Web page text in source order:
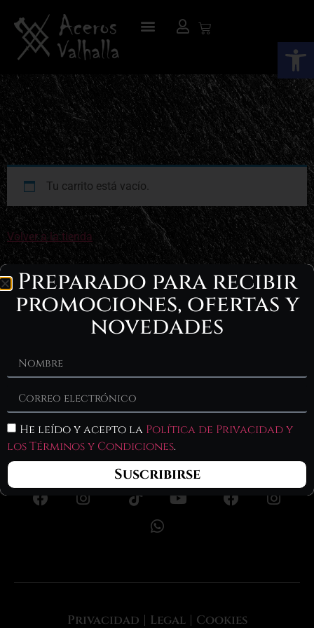
Abrir
Tu carrito está vacío.
Volver a la tienda
Redes
generales
Privacidad Legal Cookies
Preparado para recibir
promociones, ofertas y
novedades
He leído y acepto la Política de Privacidad y
los Términos y Condiciones.
Suscribirse